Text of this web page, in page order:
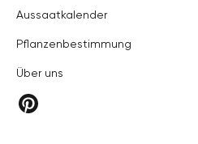
Aussaatkalender
Pflanzenbestimmung
Über uns